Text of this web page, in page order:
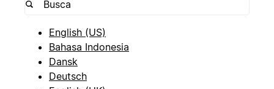
English (US)
Bahasa Indonesia
Dansk
Deutsch